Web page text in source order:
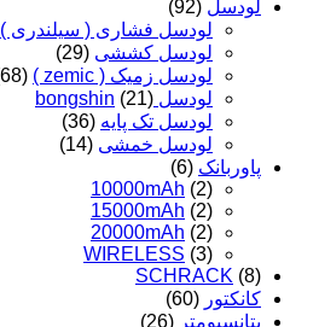
لودسل (92)
لودسل فشاری ( سیلندری )
لودسل کششی (29)
لودسل زمیک ( zemic )
(68)
لودسل bongshin (21)
لودسل تک پایه (36)
لودسل خمشی (14)
پاوربانک (6)
10000mAh (2)
15000mAh (2)
20000mAh (2)
WIRELESS (3)
SCHRACK (8)
کانکتور (60)
پتانسیومتر (26)